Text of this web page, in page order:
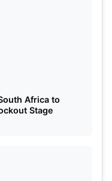
Africa to
Stage